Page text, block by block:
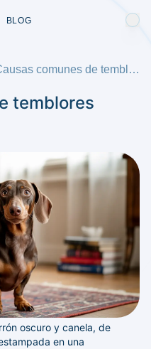
BLOG
Causas comunes de temblores bucales en perros
temblores
oscuro y canela, de
en una